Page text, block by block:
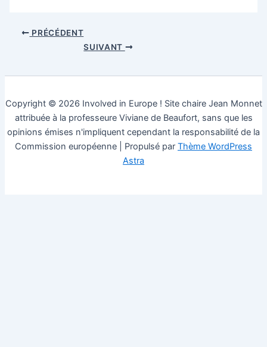
PRÉCÉDENT
SUIVANT
Copyright © 2026 Involved in Europe ! Site chaire Jean Monnet
attribuée à la professeure Viviane de Beaufort, sans que les
opinions émises n'impliquent cependant la responsabilité de la
Commission européenne | Propulsé par Thème WordPress
Astra